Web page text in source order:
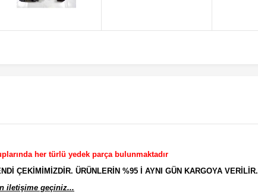
her türlü yedek parça bulunmaktadır
ÇEKİMİMİZDİR. ÜRÜNLERİN %95 İ AYNI GÜN KARGOYA VERİLİR.
iletişime geçiniz...